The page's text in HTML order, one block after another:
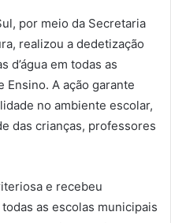
por meio da Secretaria
realizou a dedetização
d’água em todas as
Ensino. A ação garante
no ambiente escolar,
das crianças, professores
e recebeu
as escolas municipais